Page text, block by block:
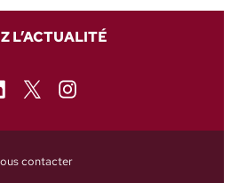
L’ACTUALITÉ
X Instagram
contacter